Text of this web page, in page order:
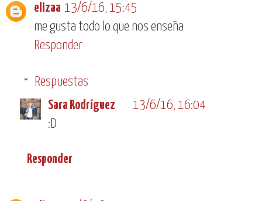
elizaa 13/6/16, 15:45
me gusta todo lo que nos enseña
Responder
Respuestas
Sara Rodríguez
13/6/16, 16:04
:D
Responder